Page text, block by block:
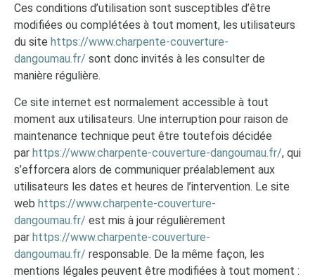
Ces conditions d’utilisation sont susceptibles d’être
modifiées ou complétées à tout moment, les utilisateurs
du site https://www.charpente-couverture-
dangoumau.fr/ sont donc invités à les consulter de
manière régulière.
Ce site internet est normalement accessible à tout
moment aux utilisateurs. Une interruption pour raison de
maintenance technique peut être toutefois décidée
par https://www.charpente-couverture-dangoumau.fr/, qui
s’efforcera alors de communiquer préalablement aux
utilisateurs les dates et heures de l’intervention. Le site
web https://www.charpente-couverture-
dangoumau.fr/ est mis à jour régulièrement
par https://www.charpente-couverture-
dangoumau.fr/ responsable. De la même façon, les
mentions légales peuvent être modifiées à tout moment :